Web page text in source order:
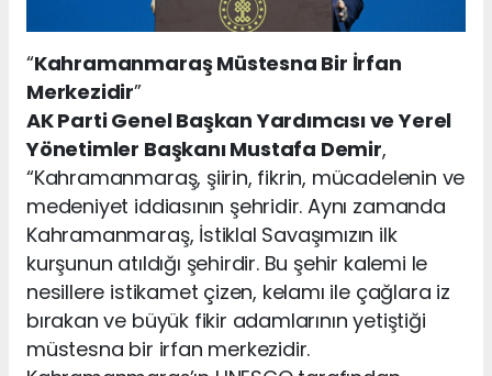
“Kahramanmaraş Müstesna Bir İrfan
Merkezidir”
AK Parti Genel Başkan Yardımcısı ve Yerel
Yönetimler Başkanı Mustafa Demir,
“Kahramanmaraş, şiirin, fikrin, mücadelenin ve
medeniyet iddiasının şehridir. Aynı zamanda
Kahramanmaraş, İstiklal Savaşımızın ilk
kurşunun atıldığı şehirdir. Bu şehir kalemi le
nesillere istikamet çizen, kelamı ile çağlara iz
bırakan ve büyük fikir adamlarının yetiştiği
müstesna bir irfan merkezidir.